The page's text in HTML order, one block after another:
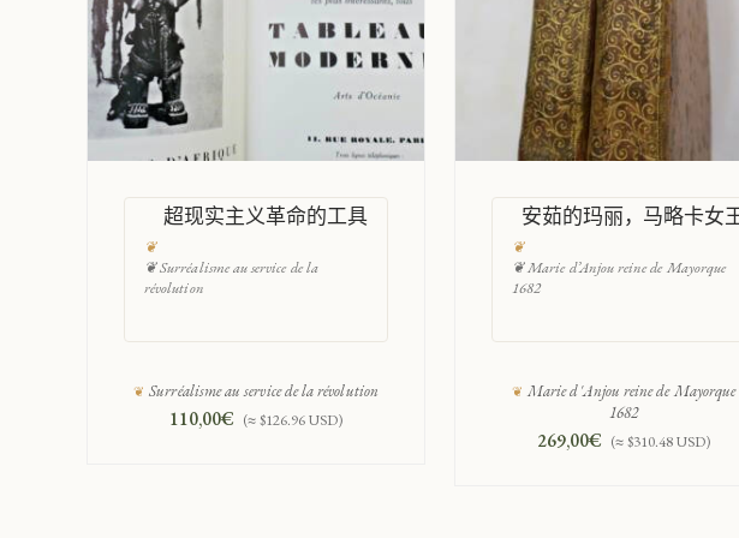
超现实主义革命的工具
❦ Surréalisme au service de la
révolution
Surréalisme au service de la révolution
110,00€ (≈ $126.96 USD)
安茹的玛丽，马略卡女
❦ Marie d’Anjou reine de Mayorque
1682
Marie d'Anjou reine de Mayorque
1682
269,00€ (≈ $310.48 USD)